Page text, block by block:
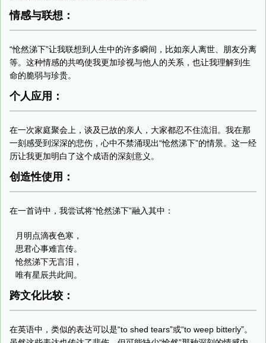
情感与联想：
“怆然涕下”让我联想到人生中的许多瞬间，比如亲人离世、朋友分离
等。这种情感的共鸣使我更加珍视与他人的关系，也让我理解到生
命的脆弱与珍贵。
个人应用：
在一次家庭聚会上，谈及已故的亲人，大家都忍不住流泪。我在那
一刻感受到深深的悲伤，心中不禁涌现出“怆然涕下”的情景。这一经
历让我更加明白了这个成语的深刻意义。
创造性使用：
在一首诗中，我尝试将“怆然涕下”融入其中：
月明点滴夜色寒，
思君心事难言传。
怆然涕下无言泪，
唯有星辰共此间。
跨文化比较：
在英语中，类似的表达可以是“to shed tears”或“to weep bitterly”。